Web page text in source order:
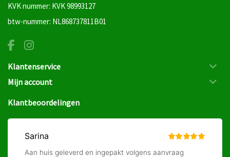
KVK nummer: KVK 98993127
btw-nummer: NL868737811B01
Klantenservice
Mijn account
Klantbeoordelingen